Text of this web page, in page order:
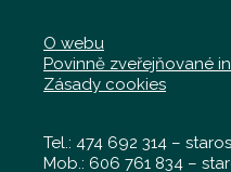
O webu
Povinně zveřejňované
Zásady cookies
Tel.: 474 692 314 –
Mob.: 606 761 834 –